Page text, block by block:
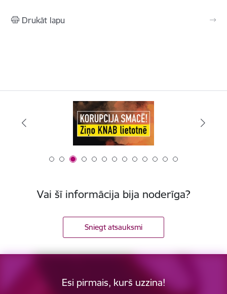
Drukāt lapu
Vai šī informācija bija noderīga?
Sniegt atsauksmi
Esi pirmais, kurš uzzina!